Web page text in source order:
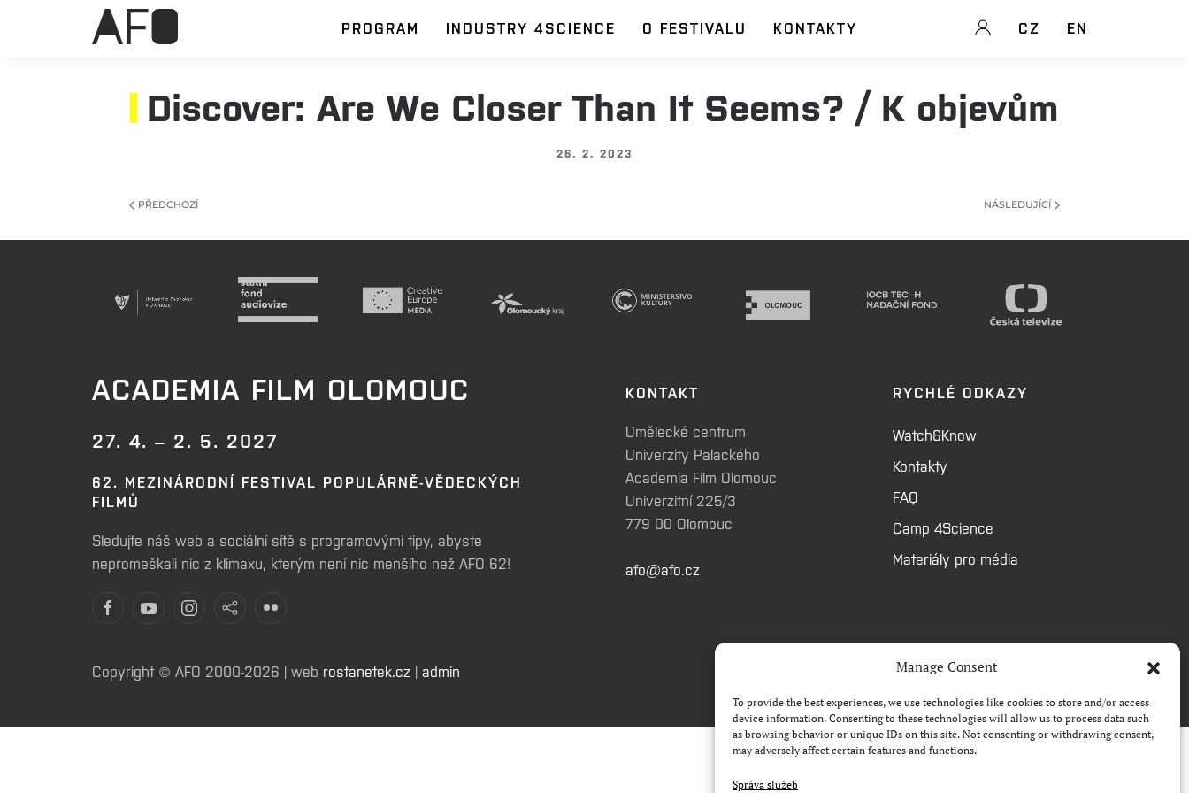
Manage Consent
To provide the best experiences, we use technologies like cookies to store and/or access
device information. Consenting to these technologies will allow us to process data such
as browsing behavior or unique IDs on this site. Not consenting or withdrawing consent,
may adversely affect certain features and functions.
Správa služeb
PROGRAM INDUSTRY 4SCIENCE O FESTIVALU KONTAKTY CZ EN
Discover: Are We Closer Than It Seems? / K objevům
26. 2. 2023
PŘEDCHOZÍ NÁSLEDUJÍCÍ
ACADEMIA FILM OLOMOUC
27. 4. – 2. 5. 2027
62. MEZINÁRODNÍ FESTIVAL POPULÁRNĚ-VĚDECKÝCH
FILMŮ
Sledujte náš web a sociální sítě s programovými tipy, abyste
nepromeškali nic z klimaxu, kterým není nic menšího než AFO 62!
KONTAKT
Umělecké centrum
Univerzity Palackého
Academia Film Olomouc
Univerzitní 225/3
779 00 Olomouc
afo@afo.cz
RYCHLÉ ODKAZY
Watch&Know
Kontakty
FAQ
Camp 4Science
Materiály pro média
Copyright © AFO 2000-2026 | web rostanetek.cz | admin